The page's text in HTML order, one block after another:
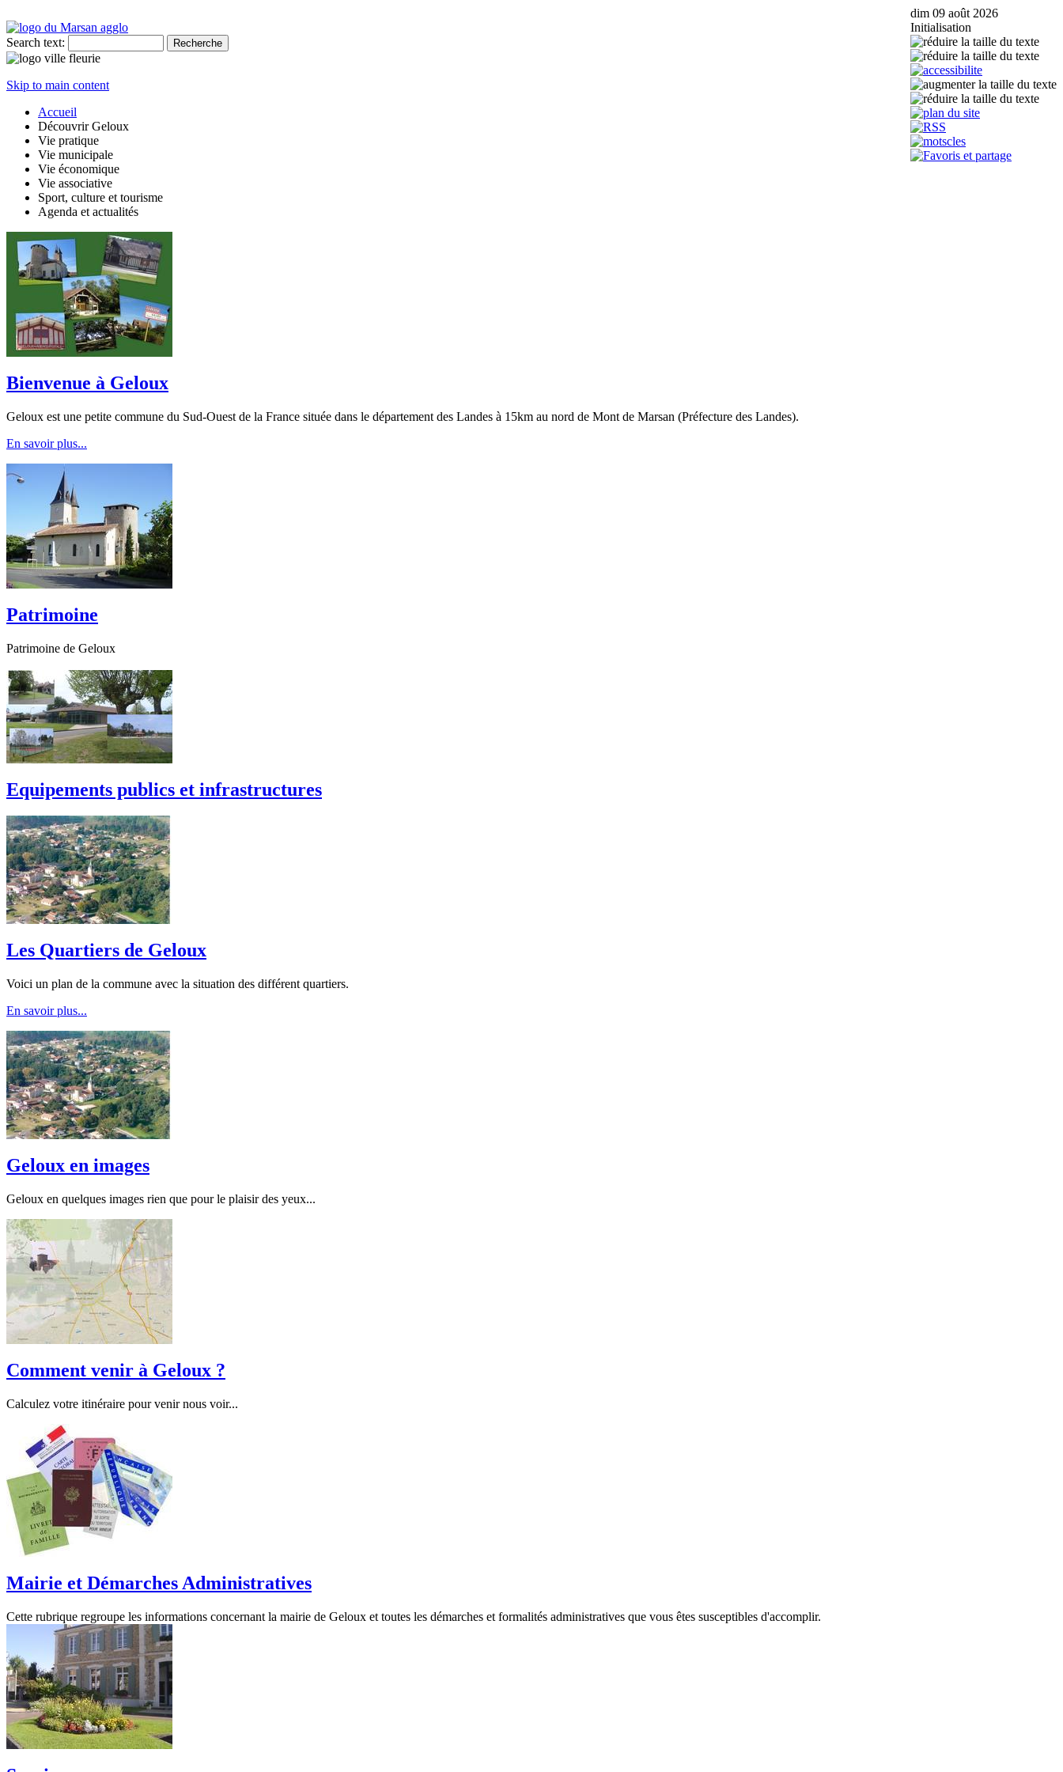
dim 09 août 2026
Initialisation
Search text:
Skip to main content
Accueil
Découvrir Geloux
Vie pratique
Vie municipale
Vie économique
Vie associative
Sport, culture et tourisme
Agenda et actualités
Bienvenue à Geloux
Geloux est une petite commune du Sud-Ouest de la France située dans le département des Landes à 15km au nord de Mont de Marsan (Préfecture des Landes).
En savoir plus...
Patrimoine
Patrimoine de Geloux
Equipements publics et infrastructures
Les Quartiers de Geloux
Voici un plan de la commune avec la situation des différent quartiers.
En savoir plus...
Geloux en images
Geloux en quelques images rien que pour le plaisir des yeux...
Comment venir à Geloux ?
Calculez votre itinéraire pour venir nous voir...
Mairie et Démarches Administratives
Cette rubrique regroupe les informations concernant la mairie de Geloux et toutes les démarches et formalités administratives que vous êtes susceptibles d'accomplir.